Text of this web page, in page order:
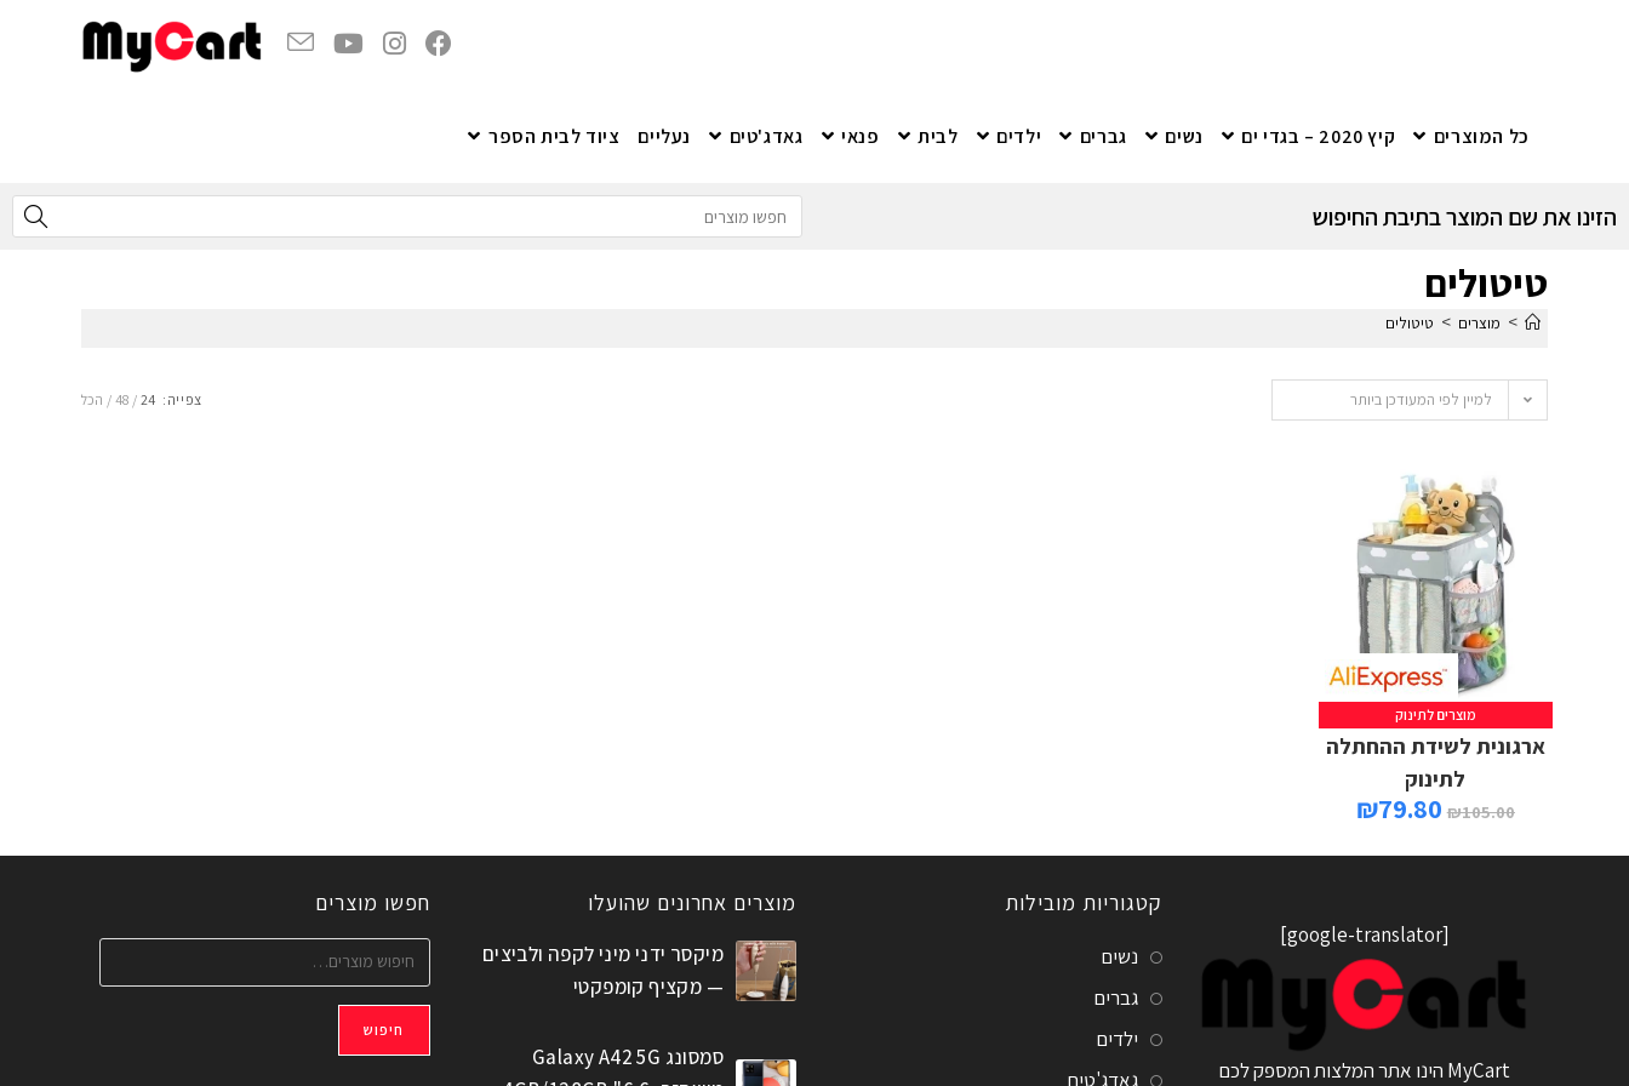
כל המוצרים קיץ 2020 – בגדי ים נשים גברים ילדים לבית פנאי גאדג'טים נעליים ציוד לבית הספר
הזינו את שם המוצר בתיבת החיפוש
טיטולים
> מוצרים > טיטולים
למיין לפי המעודכן ביותר צפייה: 24
48 הכל
מוצרים לתינוק
ארגונית לשידת ההחתלה
לתינוק
₪105.00
₪79.80
[google-translator]
MyCart הינו אתר המלצות המספק לכם
קטגוריות מובילות
נשים
גברים
ילדים
גאדג'טים
מוצרים אחרונים שהועלו
מיקסר ידני מיני לקפה ולביצים
— מקציף קומפקטי
סמסונג Galaxy A42 5G
חפשו מוצרים
חיפוש